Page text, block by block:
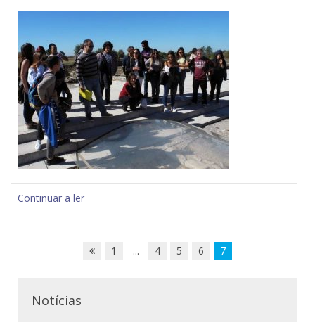
Continuar a ler
1 ... 4 5 6 7
Notícias